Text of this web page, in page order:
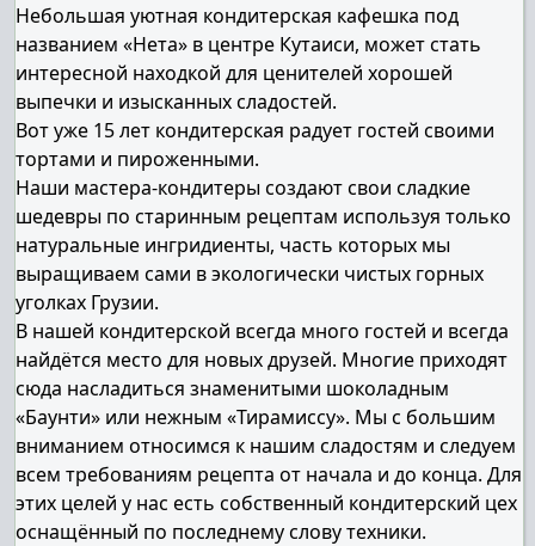
Небольшая уютная кондитерская кафешка под
названием «Нета» в центре Кутаиси, может стать
интересной находкой для ценителей хорошей
выпечки и изысканных сладостей.
Вот уже 15 лет кондитерская радует гостей своими
тортами и пироженными.
Наши мастера-кондитеры создают свои сладкие
шедевры по старинным рецептам используя только
натуральные ингридиенты, часть которых мы
выращиваем сами в экологически чистых горных
уголках Грузии.
В нашей кондитерской всегда много гостей и всегда
найдётся место для новых друзей. Многие приходят
сюда насладиться знаменитыми шоколадным
«Баунти» или нежным «Тирамиссу». Мы с большим
вниманием относимся к нашим сладостям и следуем
всем требованиям рецепта от начала и до конца. Для
этих целей у нас есть собственный кондитерский цех
оснащённый по последнему слову техники.